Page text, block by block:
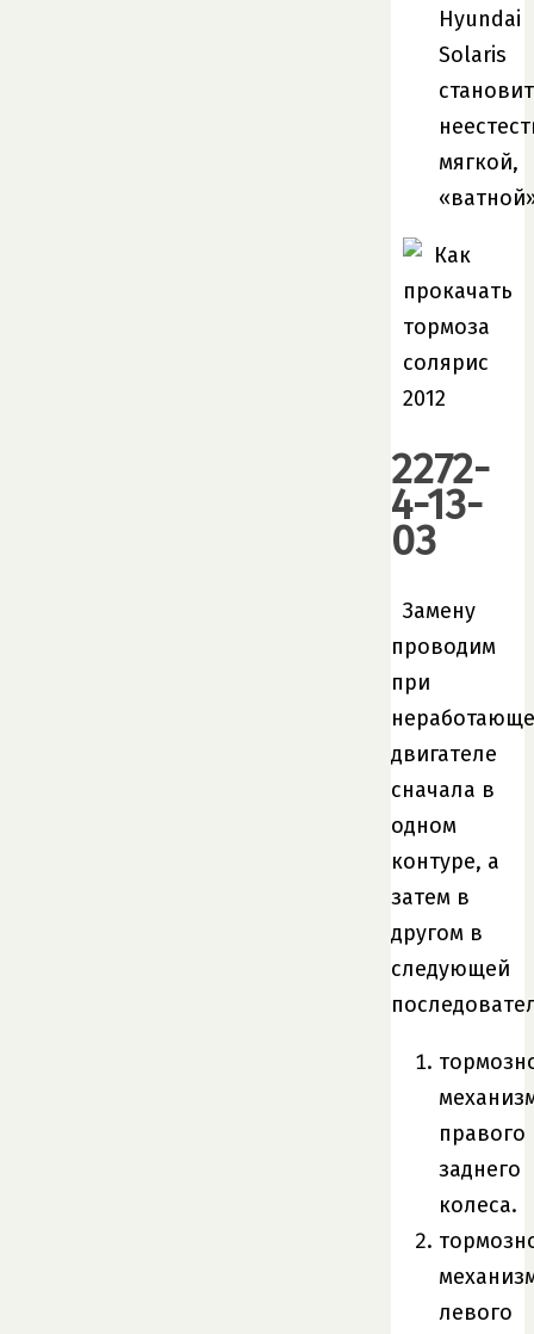
Hyundai
Solaris
мягкой,
2272-
4-13-
03
Замену
проводим
при
двигателе
сначала в
одном
контуре, а
затем в
другом в
следующей
правого
заднего
колеса.
левого